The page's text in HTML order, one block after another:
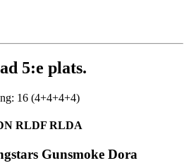
5:e plats.
16 (4+4+4+4)
RLDF RLDA
Gunsmoke Dora